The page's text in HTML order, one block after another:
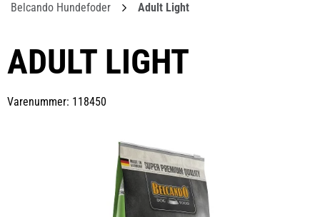
Belcando Hundefoder
Adult Light
ADULT LIGHT
Varenummer: 118450